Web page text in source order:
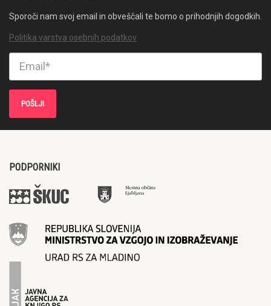
Sporoči nam svoj email in obveščali te bomo o prihodnjih dogodkih.
Politika varstva osebnih podatkov
PODPORNIKI